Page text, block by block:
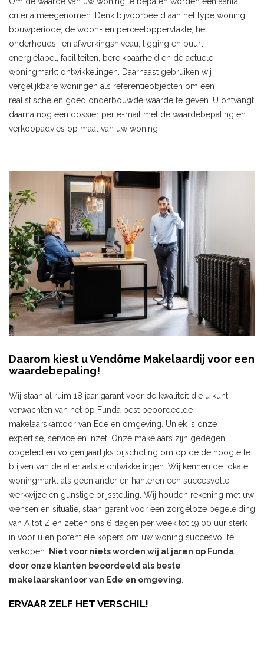
criteria meegenomen. Denk bijvoorbeeld aan het type woning,
bouwperiode, de woon- en perceeloppervlakte, het
onderhouds- en afwerkingsniveau, ligging en buurt,
energielabel, faciliteiten, bereikbaarheid en de actuele
woningmarkt ontwikkelingen. Daarnaast gebruiken wij
vergelijkbare woningen als referentieobjecten om een
realistische en goed onderbouwde waarde te geven. U ontvangt
daarna nog een dossier per e-mail met de waardebepaling en
verkoopadvies op maat van uw woning.
Daarom kiest u Vendôme Makelaardij voor een
waardebepaling!
Wij staan al ruim 18 jaar garant voor de kwaliteit die u kunt
verwachten van het op Funda best beoordeelde
makelaarskantoor van Ede en omgeving. Uniek is onze
expertise, service en inzet. Onze makelaars zijn gedegen
opgeleid en volgen jaarlijks bijscholing om op de de hoogte te
blijven van de allerlaatste ontwikkelingen. Wij kennen de lokale
woningmarkt als geen ander en hanteren een succesvolle
werkwijze en gunstige prijsstelling. Wij houden rekening met uw
wensen en situatie, staan garant voor een zorgeloze begeleiding
van A tot Z en zetten ons 6 dagen per week tot 19:00 uur sterk
in voor u en potentiële kopers om uw woning succesvol te
verkopen.
Niet voor niets worden wij al jaren op Funda
door onze klanten beoordeeld als beste
makelaarskantoor van Ede en omgeving
ERVAAR ZELF HET VERSCHIL!